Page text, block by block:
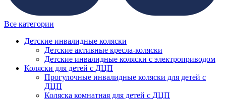
Все категории
Детские инвалидные коляски
Детские активные кресла-коляски
Детские инвалидные коляски с электроприводом
Коляски для детей с ДЦП
Прогулочные инвалидные коляски для детей с
ДЦП
Коляска комнатная для детей с ДЦП